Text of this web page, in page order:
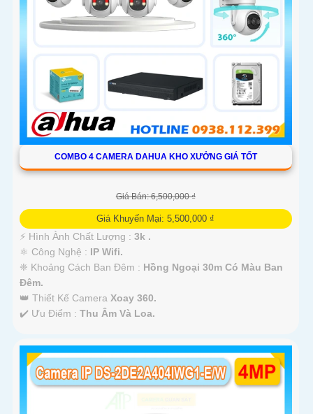
COMBO 4 CAMERA DAHUA KHO XƯỞNG GIÁ TỐT
Giá Bán: 6,500,000 ₫
Giá Khuyến Mại: 5,500,000 ₫
️⚡ Hình Ành Chất Lượng : 3k .
⚛️ Công Nghệ : IP Wifi.
❈ Khoảng Cách Ban Đêm : Hồng Ngoại 30m Có Màu Ban
Ðêm.
👑 Thiết Kế Camera Xoay 360.
️✔️ Ưu Điểm : Thu Âm Và Loa.